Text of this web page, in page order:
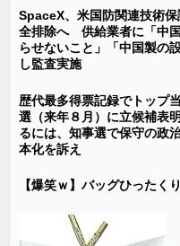
SpaceX、米国防関連技術
全排除へ 供給業者に「中
らせないこと」「中国製の
し監査実施
歴代最多得票記録でトップ
選（来年８月）に立候補表
るには、知事選で保守の政
本化を訴え
【爆笑ｗ】バッグひったく